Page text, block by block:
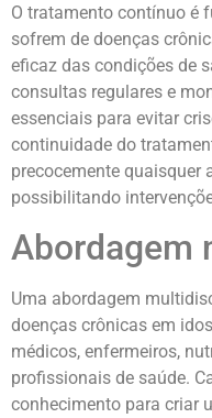
O tratamento contínuo é
sofrem de doenças
eficaz das condições de
consultas regulares e
essenciais para evitar
continuidade do
precocemente quaisquer
possibilitando
Abordagem
Uma abordagem
doenças crônicas em
médicos, enfermeiros,
profissionais de saúde.
conhecimento para criar